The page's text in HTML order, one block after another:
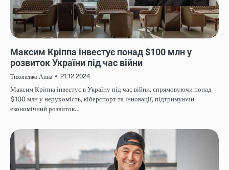
Максим Кріппа інвестує понад $100 млн у
розвиток України під час війни
Тихоненко Анна
21.12.2024
Максим Кріппа інвестує в Україну під час війни, спрямовуючи понад
$100 млн у нерухомість, кіберспорт та інновації, підтримуючи
економічний розвиток…